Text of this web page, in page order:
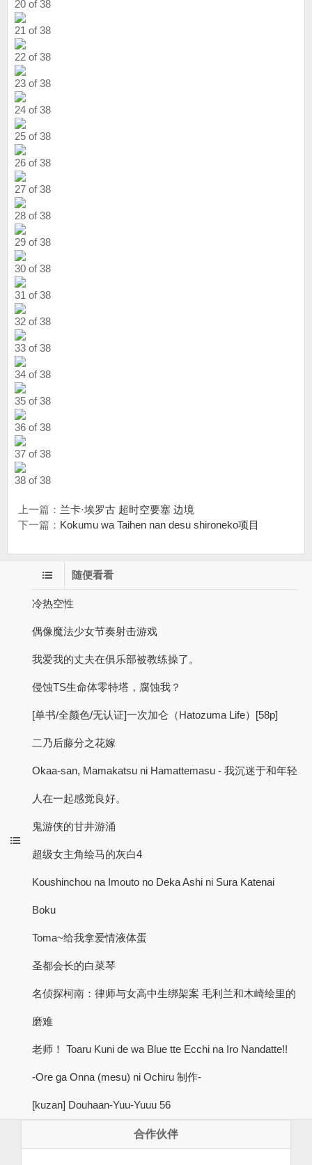
20 of 38
21 of 38
22 of 38
23 of 38
24 of 38
25 of 38
26 of 38
27 of 38
28 of 38
29 of 38
30 of 38
31 of 38
32 of 38
33 of 38
34 of 38
35 of 38
36 of 38
37 of 38
38 of 38
上一篇： 兰卡·埃罗古 超时空要塞 边境
下一篇： Kokumu wa Taihen nan desu shironeko项目
随便看看
冷热空性
偶像魔法少女节奏射击游戏
我爱我的丈夫在俱乐部被教练操了。
侵蚀TS生命体零特塔，腐蚀我？
[单书/全颜色/无认证]一次加仑（Hatozuma Life）[58p]
二乃后藤分之花嫁
Okaa-san, Mamakatsu ni Hamattemasu - 我沉迷于和年轻
人在一起感觉良好。
鬼游侠的甘井游涌
超级女主角绘马的灰白4
Koushinchou na Imouto no Deka Ashi ni Sura Katenai
Boku
Toma~给我拿爱情液体蛋
圣都会长的白菜琴
名侦探柯南：律师与女高中生绑架案 毛利兰和木崎绘里的
磨难
老师！ Toaru Kuni de wa Blue tte Ecchi na Iro Nandatte!!
-Ore ga Onna (mesu) ni Ochiru 制作-
[kuzan] Douhaan-Yuu-Yuuu 56
合作伙伴